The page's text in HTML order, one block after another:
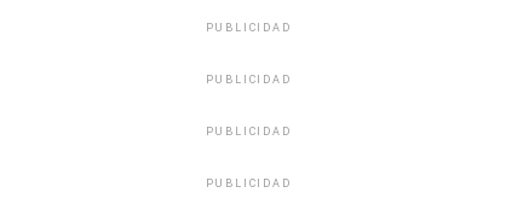
PUBLICIDAD
PUBLICIDAD
PUBLICIDAD
PUBLICIDAD